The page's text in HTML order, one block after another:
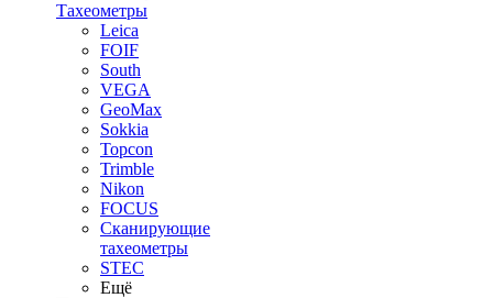
Тахеометры
Leica
FOIF
South
VEGA
GeoMax
Sokkia
Topcon
Trimble
Nikon
FOCUS
Сканирующие
тахеометры
STEC
Ещё